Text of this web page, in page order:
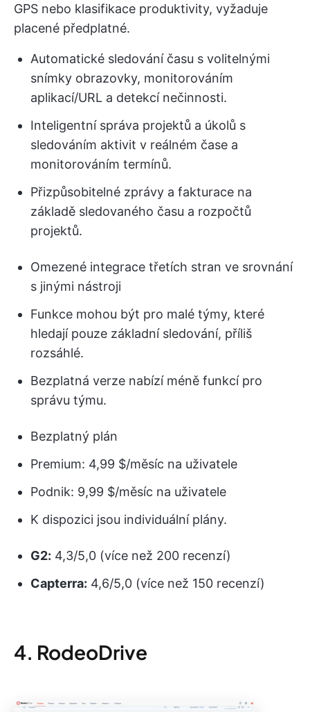
GPS nebo klasifikace produktivity, vyžaduje
placené předplatné.
Automatické sledování času s volitelnými
snímky obrazovky, monitorováním
aplikací/URL a detekcí nečinnosti.
Inteligentní správa projektů a úkolů s
sledováním aktivit v reálném čase a
monitorováním termínů.
Přizpůsobitelné zprávy a fakturace na
základě sledovaného času a rozpočtů
projektů.
Omezené integrace třetích stran ve srovnání
s jinými nástroji
Funkce mohou být pro malé týmy, které
hledají pouze základní sledování, příliš
rozsáhlé.
Bezplatná verze nabízí méně funkcí pro
správu týmu.
Bezplatný plán
Premium: 4,99 $/měsíc na uživatele
Podnik: 9,99 $/měsíc na uživatele
K dispozici jsou individuální plány.
G2: 4,3/5,0 (více než 200 recenzí)
Capterra: 4,6/5,0 (více než 150 recenzí)
4. RodeoDrive